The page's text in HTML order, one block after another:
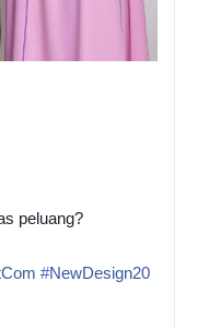
peluang?
#NewDesign20